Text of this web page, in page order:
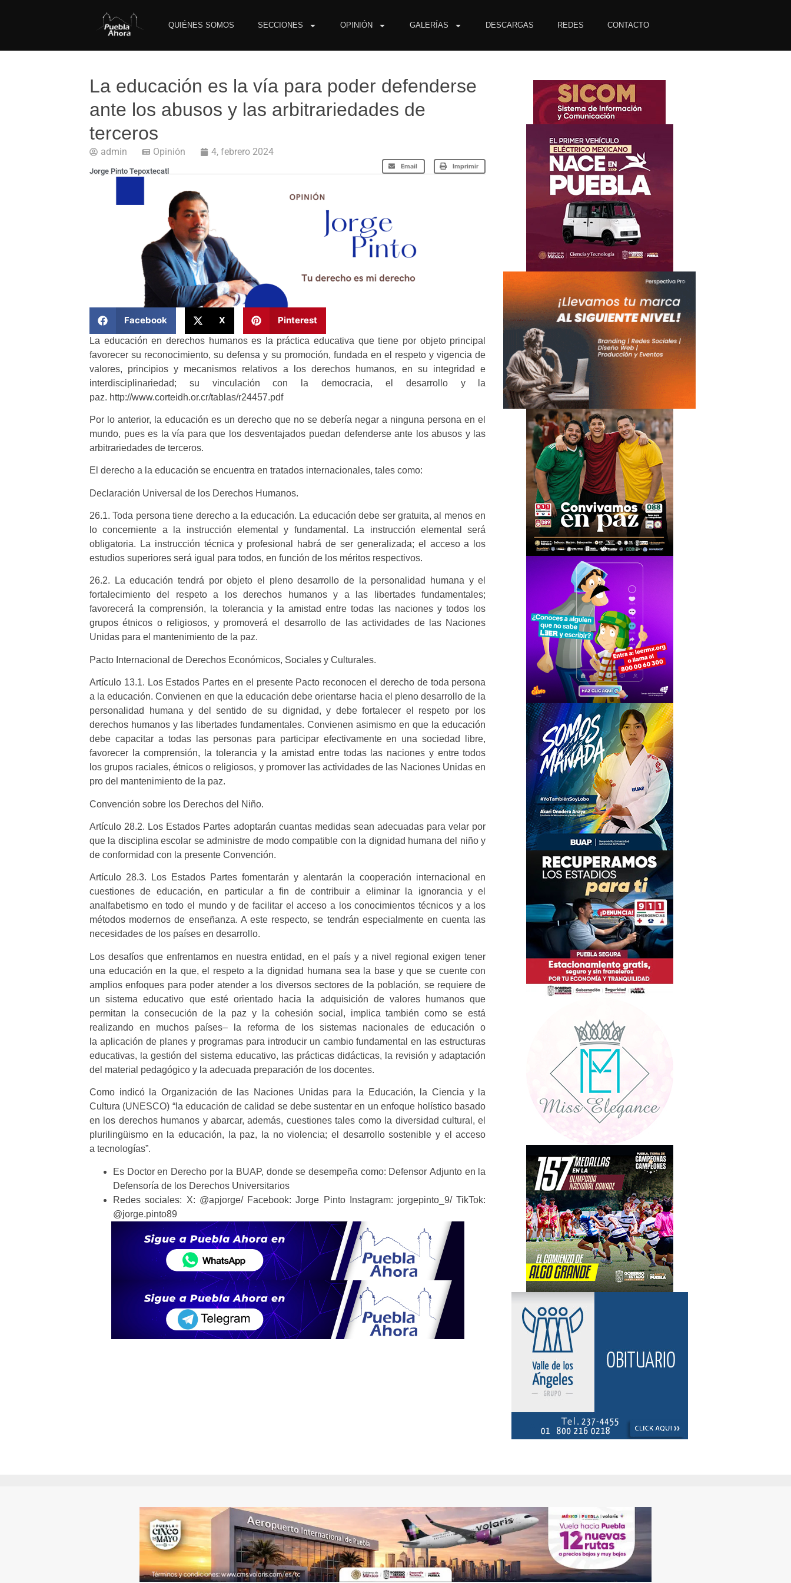
QUIÉNES SOMOS SECCIONES OPINIÓN GALERÍAS DESCARGAS REDES CONTACTO
La educación es la vía para poder defenderse
ante los abusos y las arbitrariedades de
terceros
admin Opinión 4, febrero 2024
Email Imprimir
Jorge Pinto Tepoxtecatl
Facebook X Pinterest
La educación en derechos humanos es la práctica educativa que tiene por objeto principal
favorecer su reconocimiento, su defensa y su promoción, fundada en el respeto y vigencia de
valores, principios y mecanismos relativos a los derechos humanos, en su integridad e
interdisciplinariedad; su vinculación con la democracia, el desarrollo y la
paz. http://www.corteidh.or.cr/tablas/r24457.pdf
Por lo anterior, la educación es un derecho que no se debería negar a ninguna persona en el
mundo, pues es la vía para que los desventajados puedan defenderse ante los abusos y las
arbitrariedades de terceros.
El derecho a la educación se encuentra en tratados internacionales, tales como:
Declaración Universal de los Derechos Humanos.
26.1. Toda persona tiene derecho a la educación. La educación debe ser gratuita, al menos en
lo concerniente a la instrucción elemental y fundamental. La instrucción elemental será
obligatoria. La instrucción técnica y profesional habrá de ser generalizada; el acceso a los
estudios superiores será igual para todos, en función de los méritos respectivos.
26.2. La educación tendrá por objeto el pleno desarrollo de la personalidad humana y el
fortalecimiento del respeto a los derechos humanos y a las libertades fundamentales;
favorecerá la comprensión, la tolerancia y la amistad entre todas las naciones y todos los
grupos étnicos o religiosos, y promoverá el desarrollo de las actividades de las Naciones
Unidas para el mantenimiento de la paz.
Pacto Internacional de Derechos Económicos, Sociales y Culturales.
Artículo 13.1. Los Estados Partes en el presente Pacto reconocen el derecho de toda persona
a la educación. Convienen en que la educación debe orientarse hacia el pleno desarrollo de la
personalidad humana y del sentido de su dignidad, y debe fortalecer el respeto por los
derechos humanos y las libertades fundamentales. Convienen asimismo en que la educación
debe capacitar a todas las personas para participar efectivamente en una sociedad libre,
favorecer la comprensión, la tolerancia y la amistad entre todas las naciones y entre todos
los grupos raciales, étnicos o religiosos, y promover las actividades de las Naciones Unidas en
pro del mantenimiento de la paz.
Convención sobre los Derechos del Niño.
Artículo 28.2. Los Estados Partes adoptarán cuantas medidas sean adecuadas para velar por
que la disciplina escolar se administre de modo compatible con la dignidad humana del niño y
de conformidad con la presente Convención.
Artículo 28.3. Los Estados Partes fomentarán y alentarán la cooperación internacional en
cuestiones de educación, en particular a fin de contribuir a eliminar la ignorancia y el
analfabetismo en todo el mundo y de facilitar el acceso a los conocimientos técnicos y a los
métodos modernos de enseñanza. A este respecto, se tendrán especialmente en cuenta las
necesidades de los países en desarrollo.
Los desafíos que enfrentamos en nuestra entidad, en el país y a nivel regional exigen tener
una educación en la que, el respeto a la dignidad humana sea la base y que se cuente con
amplios enfoques para poder atender a los diversos sectores de la población, se requiere de
un sistema educativo que esté orientado hacia la adquisición de valores humanos que
permitan la consecución de la paz y la cohesión social, implica también como se está
realizando en muchos países– la reforma de los sistemas nacionales de educación o
la aplicación de planes y programas para introducir un cambio fundamental en las estructuras
educativas, la gestión del sistema educativo, las prácticas didácticas, la revisión y adaptación
del material pedagógico y la adecuada preparación de los docentes.
Como indicó la Organización de las Naciones Unidas para la Educación, la Ciencia y la
Cultura (UNESCO) “la educación de calidad se debe sustentar en un enfoque holístico basado
en los derechos humanos y abarcar, además, cuestiones tales como la diversidad cultural, el
plurilingüismo en la educación, la paz, la no violencia; el desarrollo sostenible y el acceso
a tecnologías”.
Es Doctor en Derecho por la BUAP, donde se desempeña como: Defensor Adjunto en la
Defensoría de los Derechos Universitarios
Redes sociales: X: @apjorge/ Facebook: Jorge Pinto Instagram: jorgepinto_9/ TikTok:
@jorge.pinto89